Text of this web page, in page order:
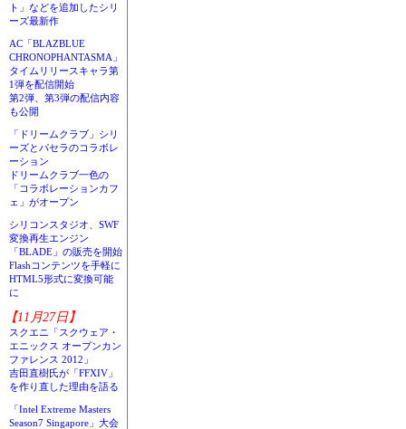
ト」などを追加したシリ
ーズ最新作
AC「BLAZBLUE
CHRONOPHANTASMA」
タイムリリースキャラ第
1弾を配信開始
第2弾、第3弾の配信内容
も公開
「ドリームクラブ」シリ
ーズとパセラのコラボレ
ーション
ドリームクラブ一色の
「コラボレーションカフ
ェ」がオープン
シリコンスタジオ、SWF
変換再生エンジン
「BLADE」の販売を開始
Flashコンテンツを手軽に
HTML5形式に変換可能
に
【11月27日】
スクエニ「スクウェア・
エニックス オープンカン
ファレンス 2012」
吉田直樹氏が「FFXIV」
を作り直した理由を語る
「Intel Extreme Masters
Season7 Singapore」大会